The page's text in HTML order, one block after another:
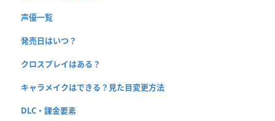
声優一覧
発売日はいつ？
クロスプレイはある？
キャラメイクはできる？見た目変更方法
DLC・課金要素